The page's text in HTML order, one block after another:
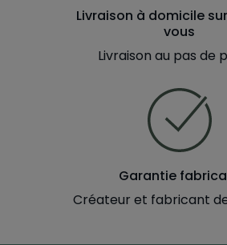
Livraison à domicile
vous
Livraison au pas de
Garantie
Créateur et fabricant